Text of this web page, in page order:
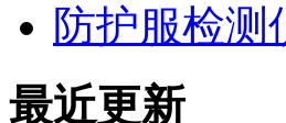
防护服检测
最近更新